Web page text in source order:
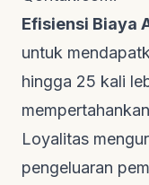
Efisiensi Biaya
untuk
hingga 25 kali
Loyalitas
pengeluaran